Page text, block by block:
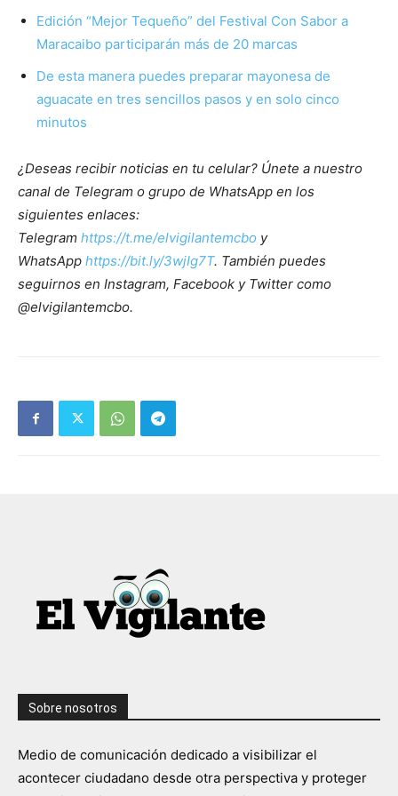
Edición “Mejor Tequeño” del Festival Con Sabor a
Maracaibo participarán más de 20 marcas
De esta manera puedes preparar mayonesa de
aguacate en tres sencillos pasos y en solo cinco
minutos
¿Deseas recibir noticias en tu celular? Únete a nuestro
canal de Telegram o grupo de WhatsApp en los
siguientes enlaces:
Telegram https://t.me/elvigilantemcbo y
WhatsApp https://bit.ly/3wjIg7T. También puedes
seguirnos en Instagram, Facebook y Twitter como
@elvigilantemcbo.
Sobre nosotros
Medio de comunicación dedicado a visibilizar el
acontecer ciudadano desde otra perspectiva y proteger